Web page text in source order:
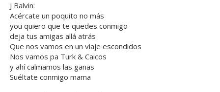
J Balvin:
Acércate un poquito no más
you quiero que te quedes conmigo
deja tus amigas allá atrás
Que nos vamos en un viaje escondidos
Nos vamos pa Turk & Caicos
y ahí calmamos las ganas
Suéltate conmigo mama